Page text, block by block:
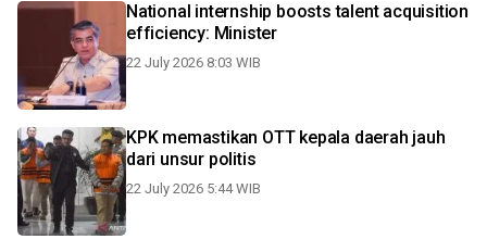
National internship boosts talent acquisition
efficiency: Minister
22 July 2026 8:03 WIB
KPK memastikan OTT kepala daerah jauh
dari unsur politis
22 July 2026 5:44 WIB